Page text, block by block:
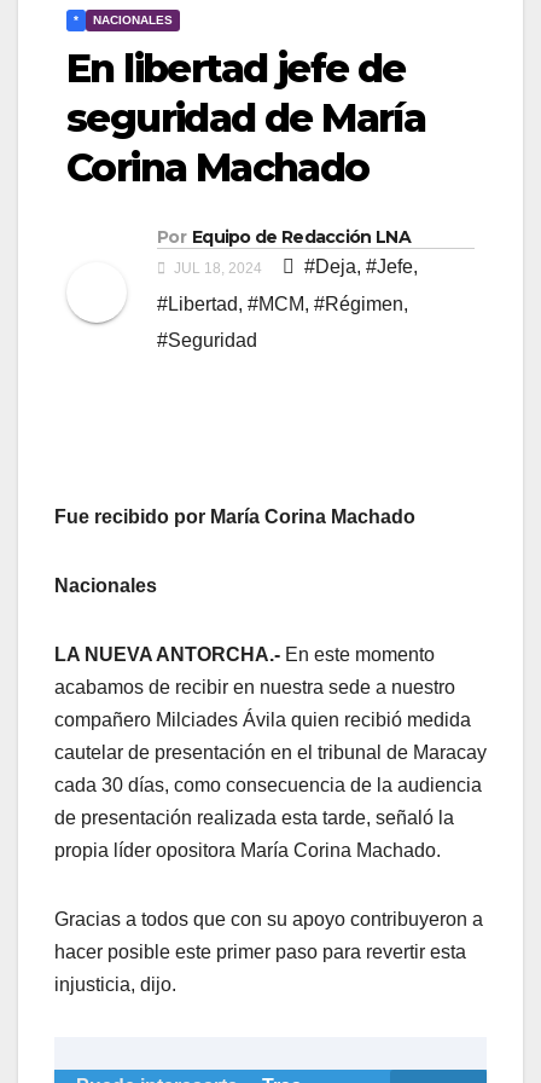
* NACIONALES
En libertad jefe de
seguridad de María
Corina Machado
Por Equipo de Redacción LNA
JUL 18, 2024 #Deja, #Jefe,
#Libertad, #MCM, #Régimen,
#Seguridad
Fue recibido por María Corina Machado
Nacionales
LA NUEVA ANTORCHA.- En este momento
acabamos de recibir en nuestra sede a nuestro
compañero Milciades Ávila quien recibió medida
cautelar de presentación en el tribunal de Maracay
cada 30 días, como consecuencia de la audiencia
de presentación realizada esta tarde, señaló la
propia líder opositora María Corina Machado.
Gracias a todos que con su apoyo contribuyeron a
hacer posible este primer paso para revertir esta
injusticia, dijo.